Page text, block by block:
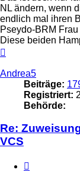
NL ändern, wenn
endlich mal ihren
Pseydo-BRM
Diese beiden
Andrea5
Beiträge:
Registriert:
Behörde:
Re:
VCS